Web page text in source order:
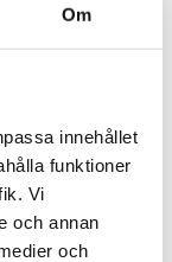
Om
innehållet
funktioner
Vi
och annan
och